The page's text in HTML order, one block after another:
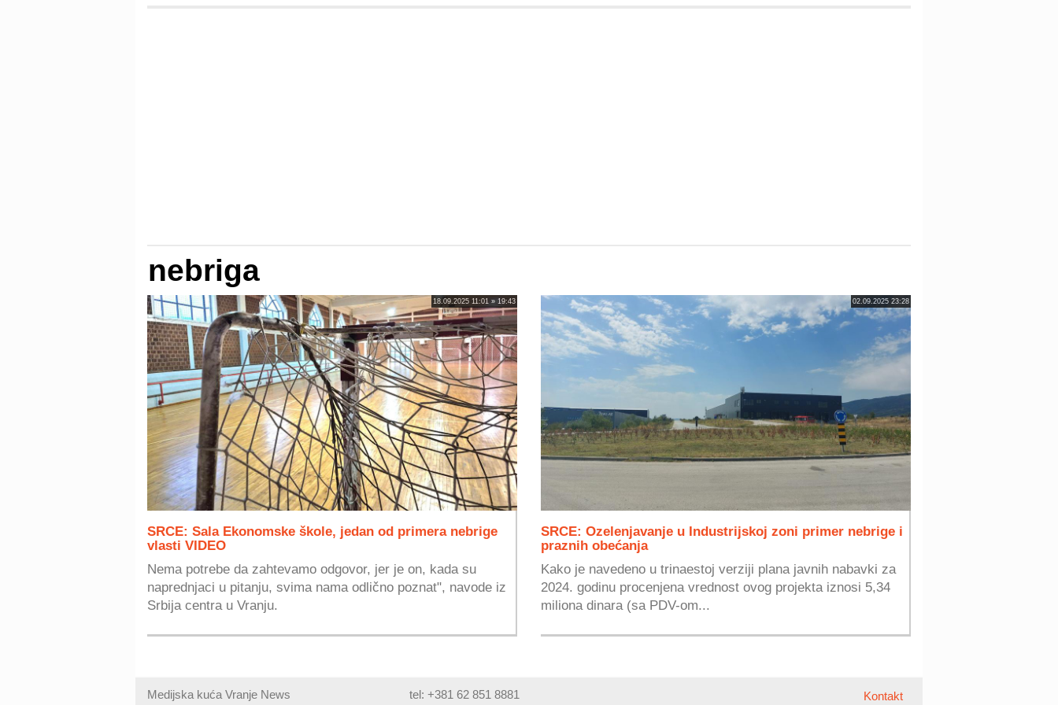
nebriga
18.09.2025 11:01 » 19:43
SRCE: Sala Ekonomske škole, jedan od primera nebrige
vlasti VIDEO
Nema potrebe da zahtevamo odgovor, jer je on, kada su
naprednjaci u pitanju, svima nama odlično poznat", navode iz
Srbija centra u Vranju.
02.09.2025 23:28
SRCE: Ozelenjavanje u Industrijskoj zoni primer nebrige i
praznih obećanja
Kako je navedeno u trinaestoj verziji plana javnih nabavki za
2024. godinu procenjena vrednost ovog projekta iznosi 5,34
miliona dinara (sa PDV-om...
Medijska kuća Vranje News tel: +381 62 851 8881 Kontakt